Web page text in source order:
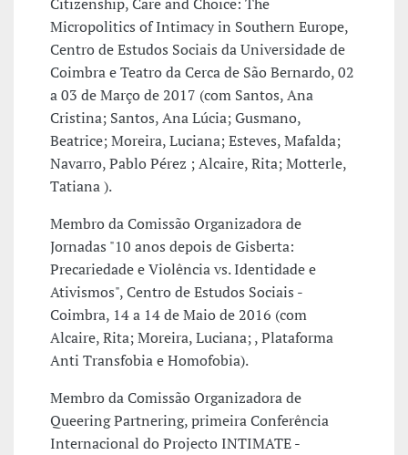
Micropolitics of Intimacy in Southern Europe,
Centro de Estudos Sociais da Universidade de
Coimbra e Teatro da Cerca de São Bernardo, 02
a 03 de Março de 2017 (com Santos, Ana
Cristina; Santos, Ana Lúcia; Gusmano,
Beatrice; Moreira, Luciana; Esteves, Mafalda;
Navarro, Pablo Pérez ; Alcaire, Rita; Motterle,
Tatiana ).
Membro da Comissão Organizadora de
Jornadas "10 anos depois de Gisberta:
Precariedade e Violência vs. Identidade e
Ativismos", Centro de Estudos Sociais -
Coimbra, 14 a 14 de Maio de 2016 (com
Alcaire, Rita; Moreira, Luciana; , Plataforma
Anti Transfobia e Homofobia).
Membro da Comissão Organizadora de
Queering Partnering, primeira Conferência
Internacional do Projecto INTIMATE -